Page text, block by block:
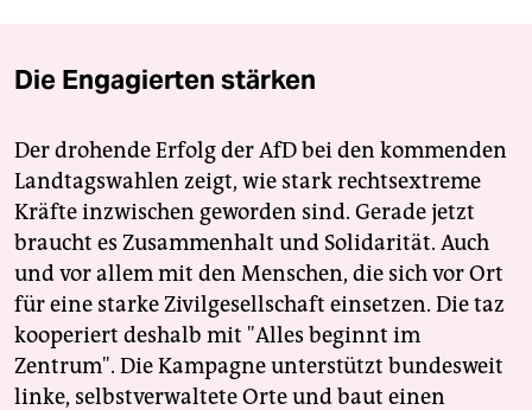
Die Engagierten stärken
Der drohende Erfolg der AfD bei den kommenden
Landtagswahlen zeigt, wie stark rechtsextreme
Kräfte inzwischen geworden sind. Gerade jetzt
braucht es Zusammenhalt und Solidarität. Auch
und vor allem mit den Menschen, die sich vor Ort
für eine starke Zivilgesellschaft einsetzen. Die taz
kooperiert deshalb mit "Alles beginnt im
Zentrum". Die Kampagne unterstützt bundesweit
linke, selbstverwaltete Orte und baut einen